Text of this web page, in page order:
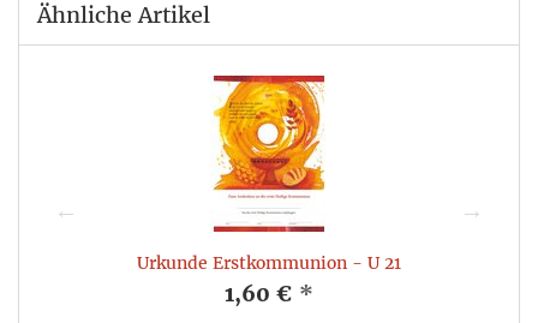
Ähnliche Artikel
Urkunde Erstkommunion - U 21
1,60 € *